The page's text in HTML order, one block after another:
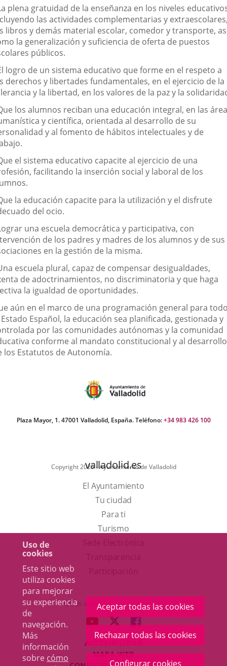
Uso de
cookies
Este sitio web
utiliza cookies
para mejorar
su experiencia
de
navegación.
Más
información
sobre cómo
Aceptar todas las cookies
Rechazar todas las cookies
Configurar cookies
plena gratuidad de la enseñanza en los niveles
las actividades complementarias y
libros y demás material escolar, comedor y transporte,
la generalización y suficiencia de oferta de puestos
públicos.
logro de un sistema educativo que forme en el respeto a
derechos y libertades fundamentales, en el ejercicio de la
y la libertad, en los valores de la paz y la
los alumnos reciban una educación integral, en las
y científica, orientada al desarrollo de su
y al fomento de hábitos intelectuales y de
el sistema educativo capacite al ejercicio de una
facilitando la inserción social y laboral de los
la educación capacite para la utilización y el disfrute
del ocio.
una escuela democrática y participativa, con
de los padres y madres de los alumnos y de sus
en la gestión de la misma.
escuela plural, capaz de compensar desigualdades,
de adoctrinamientos, no discriminatoria y que haga
la igualdad de oportunidades.
aún en el marco de una programación general para
Español, la educación sea planificada, gestionada y
por las comunidades autónomas y la comunidad
conforme al mandato constitucional y al desarrollo
los Estatutos de Autonomía.
Plaza Mayor, 1. 47001 Valladolid, España. Teléfono:+34 983 426 100
Copyright 2025 - Ayuntamiento de Valladolid
valladolid.es
El Ayuntamiento
Tu ciudad
Para ti
TurismoEste
una
ventana
nueva.
externa.
Otras webs del Ayuntamiento
ENLACE
A
UNA
APLICACIÓN
ENLACE
A
UNA
APLICACIÓN
ENLACE
A
UNA
APLICACIÓN
ACCESIBILIDAD
MAPA WEB